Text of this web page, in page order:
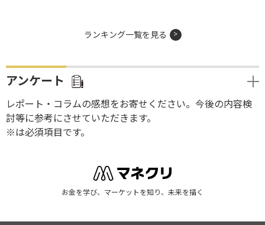
ランキング一覧を見る
アンケート
レポート・コラムの感想をお寄せください。今後の内容検
討等に参考にさせていただきます。
※は必須項目です。
お金を学び、マーケットを知り、未来を描く